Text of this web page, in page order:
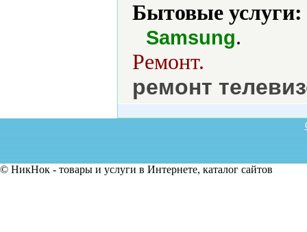
Бытовые услуги:
Samsung.
Ремонт.
ремонт
© НикНок - товары и услуги в Интернете, каталог сайтов